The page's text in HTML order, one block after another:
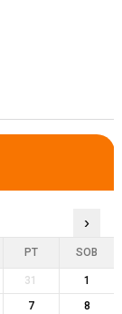
›
PT SOB
31
1
7
8